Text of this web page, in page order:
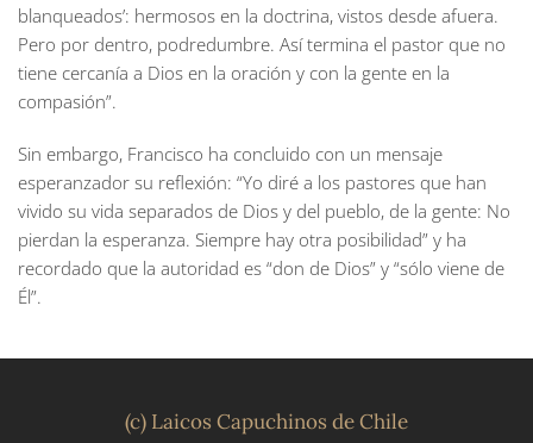
blanqueados’: hermosos en la doctrina, vistos desde afuera.
Pero por dentro, podredumbre. Así termina el pastor que no
tiene cercanía a Dios en la oración y con la gente en la
compasión”.
Sin embargo, Francisco ha concluido con un mensaje
esperanzador su reflexión: “Yo diré a los pastores que han
vivido su vida separados de Dios y del pueblo, de la gente: No
pierdan la esperanza. Siempre hay otra posibilidad” y ha
recordado que la autoridad es “don de Dios” y “sólo viene de
Él”.
(c) Laicos Capuchinos de Chile